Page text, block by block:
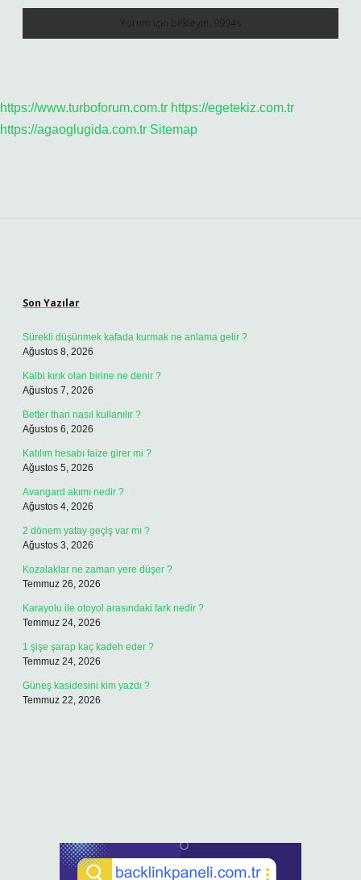
https://www.turboforum.com.tr https://egetekiz.com.tr
https://agaoglugida.com.tr Sitemap
Son Yazılar
Sürekli düşünmek kafada kurmak ne anlama gelir ?
Ağustos 8, 2026
Kalbi kırık olan birine ne denir ?
Ağustos 7, 2026
Better than nasıl kullanılır ?
Ağustos 6, 2026
Katılım hesabı faize girer mi ?
Ağustos 5, 2026
Avangard akımı nedir ?
Ağustos 4, 2026
2 dönem yatay geçiş var mı ?
Ağustos 3, 2026
Kozalaklar ne zaman yere düşer ?
Temmuz 26, 2026
Karayolu ile otoyol arasındaki fark nedir ?
Temmuz 24, 2026
1 şişe şarap kaç kadeh eder ?
Temmuz 24, 2026
Güneş kasidesini kim yazdı ?
Temmuz 22, 2026